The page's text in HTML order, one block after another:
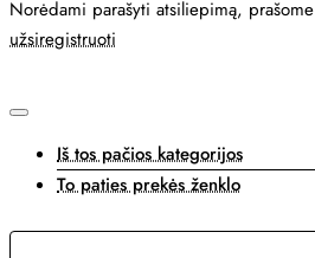
Norėdami parašyti atsiliepimą, prašome
užsiregistruoti
Iš tos pačios kategorijos
To paties prekės ženklo